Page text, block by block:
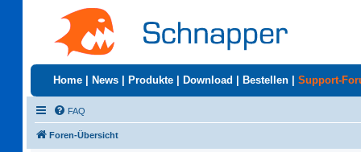
Home News Produkte Download Bestellen Support-
FAQ
Foren-Übersicht